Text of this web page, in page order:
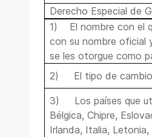
Derecho Especial de
1)
El nombre con el
con su nombre oficial
se les otorgue como
2)
El tipo de
3)
Los países que
Bélgica, Chipre,
Irlanda, Italia,